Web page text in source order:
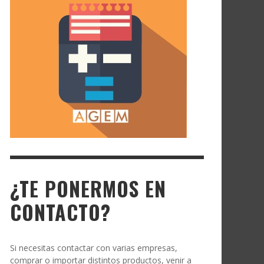
¿TE PONERMOS EN
CONTACTO?
Si necesitas contactar con varias empresas,
comprar o importar distintos productos, venir a